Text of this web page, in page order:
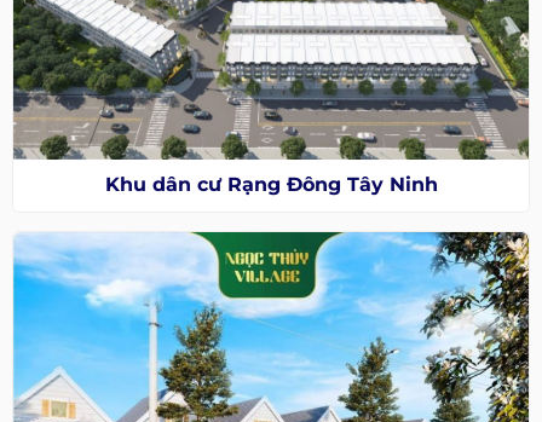
Khu dân cư Rạng Đông Tây Ninh